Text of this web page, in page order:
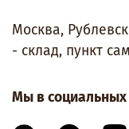
Москва,
- склад, пункт
Мы в социальных